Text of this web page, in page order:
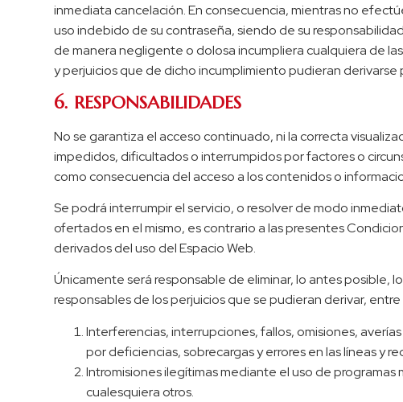
inmediata cancelación. En consecuencia, mientras no
uso indebido de su contraseña, siendo de su
de manera negligente o dolosa incumpliera cualquiera de
y perjuicios que de dicho incumplimiento pudieran derivarse
6. RESPONSABILIDADES
No se garantiza el acceso continuado, ni la correcta
impedidos, dificultados o interrumpidos por factores o
como consecuencia del acceso a los contenidos o
Se podrá interrumpir el servicio, o resolver de modo
ofertados en el mismo, es contrario a las presentes
derivados del uso del Espacio Web.
Únicamente será responsable de eliminar, lo antes posible,
responsables de los perjuicios que se pudieran derivar, entre
Interferencias, interrupciones, fallos, omisiones,
por deficiencias, sobrecargas y errores en las líneas y
Intromisiones ilegítimas mediante el uso de
cualesquiera otros.